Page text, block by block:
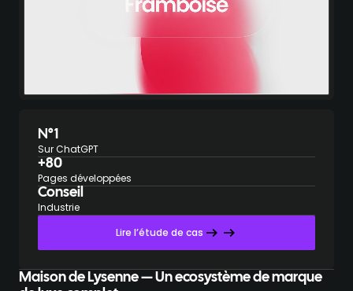
N°1
Sur ChatGPT
+80
Pages développées
Conseil
Industrie
Lire l’étude de cas
Maison de Lysenne — Un ecosystème de marque